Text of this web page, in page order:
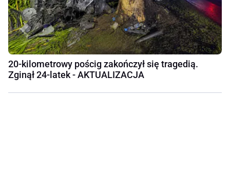
20-kilometrowy pościg zakończył się tragedią.
Zginął 24-latek - AKTUALIZACJA